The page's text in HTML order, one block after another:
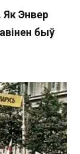
Як Энвер
быў